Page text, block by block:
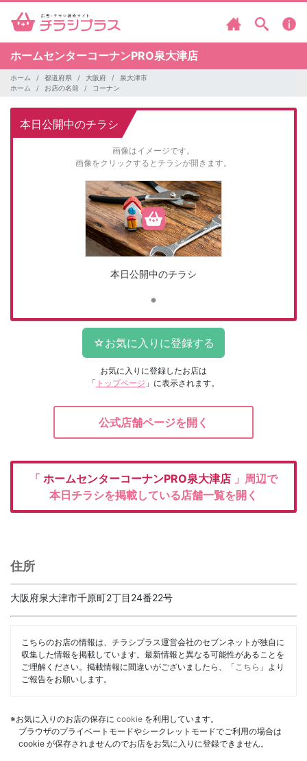
ホームセンターコーナンPRO泉大津店
ホーム 都道府県 大阪府
泉大津市
ホーム
お店の名前 コーナン
本日公開中のチラシ
画像はイメージです。
画像をクリックするとチラシが開きます。
本日公開中のチラシ
お気に入りに登録したお店は
「 トップページ 」に表示されます。
公式店舗ページを開く
「 ホームセンターコーナンPRO泉大津店 」周辺で
本日チラシを掲載している店舗一覧を開く
住所
大阪府泉大津市千原町2丁目24番22号
こちらのお店の情報は、チラシプラス運営会社のセブンネットが独自に
収集した情報を掲載しています。最新情報と異なる可能性があることを
ご理解ください。掲載情報に間違いがございましたら、「 こちら 」より
ご報告をお願いします。
※お気に入りのお店の保存に cookie を利用しています。
ブラウザのプライベートモードやシークレットモードでご利用の場合は
cookie が保存されませんのでお店をお気に入りに登録できません。